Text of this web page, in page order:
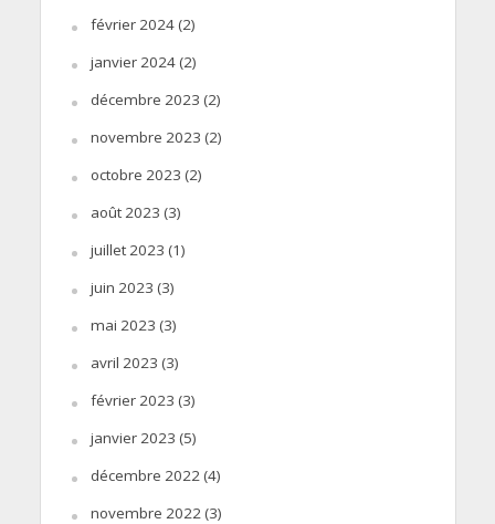
février 2024(2)
janvier 2024(2)
décembre 2023 (2)
novembre 2023 (2)
octobre 2023 (2)
août 2023 (3)
juillet 2023 (1)
juin 2023 (3)
mai 2023 (3)
avril 2023 (3)
février 2023 (3)
janvier 2023 (5)
décembre 2022(4)
novembre 2022(3)